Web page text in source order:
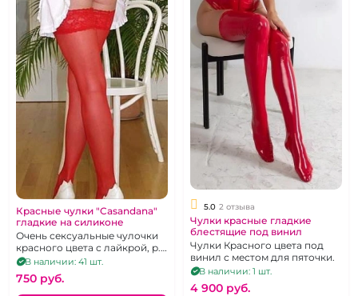
Красные чулки "Casandana"
гладкие на силиконе
Очень сексуальные чулочки
красного цвета с лайкрой, р.
3 - 5В наличии: 41 шт.
750 pуб.
5.0 2 отзыва
Чулки красные гладкие
блестящие под винил
Чулки Красного цвета под
винил с местом для пяточки.
В наличии: 1 шт.
4 900 pуб.